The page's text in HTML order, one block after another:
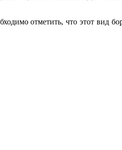
отметить, что этот вид